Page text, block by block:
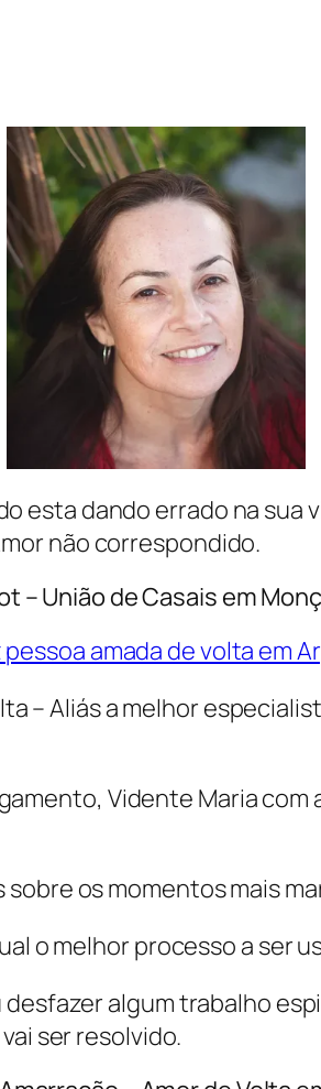
esta dando errado na sua
não correspondido.
– União de Casais em
amada de volta em
– Aliás a melhor
Vidente Maria com
os momentos mais
o melhor processo a ser
algum trabalho
ser resolvido.